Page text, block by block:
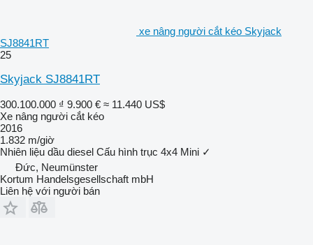
xe nâng người cắt kéo Skyjack
SJ8841RT
25
Skyjack SJ8841RT
300.100.000 ₫ 9.900 € ≈ 11.440 US$
Xe nâng người cắt kéo
2016
1.832 m/giờ
Nhiên liệu dầu diesel Cấu hình trục 4x4 Mini ✓
Đức, Neumünster
Kortum Handelsgesellschaft mbH
Liên hệ với người bán